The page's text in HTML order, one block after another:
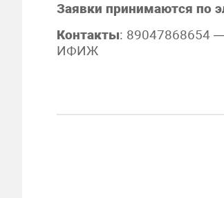
Заявки принимаются по
Контакты: 89047868654
ИФИЖ